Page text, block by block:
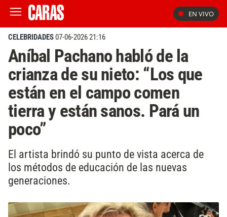
EN VIVO
CELEBRIDADES07-06-2026 21:16
Aníbal Pachano habló de la
crianza de su nieto: “Los que
están en el campo comen
tierra y están sanos. Pará un
poco”
El artista brindó su punto de vista acerca de
los métodos de educación de las nuevas
generaciones.